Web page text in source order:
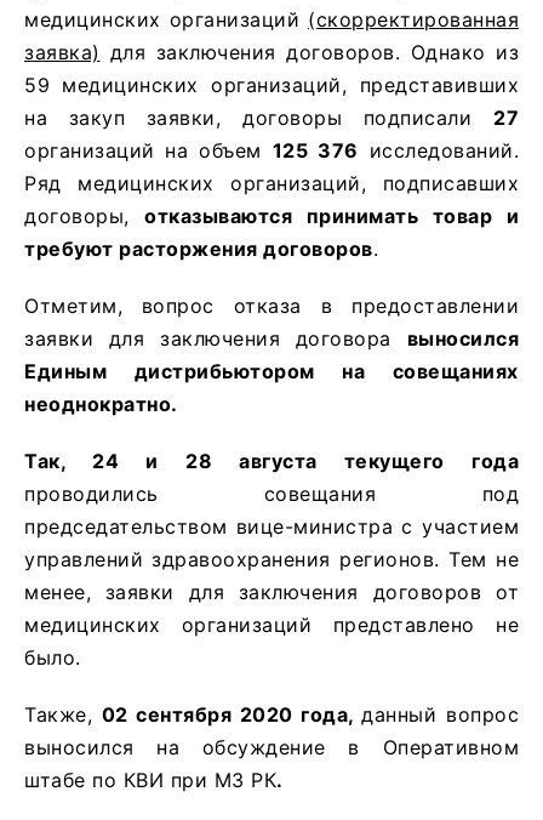
медицинских организаций (скорректированная
заявка) для заключения договоров. Однако из
59 медицинских организаций, представивших
на закуп заявки, договоры подписали 27
организаций на объем 125 376 исследований.
Ряд медицинских организаций, подписавших
договоры, отказываются принимать товар и
требуют расторжения договоров.
Отметим, вопрос отказа в предоставлении
заявки для заключения договора выносился
Единым дистрибьютором на совещаниях
неоднократно.
Так, 24 и 28 августа текущего года
проводились совещания под
председательством вице-министра с участием
управлений здравоохранения регионов. Тем не
менее, заявки для заключения договоров от
медицинских организаций представлено не
было.
Также, 02 сентября 2020 года,данный вопрос
выносился на обсуждение в Оперативном
штабе по КВИ при МЗ РК.